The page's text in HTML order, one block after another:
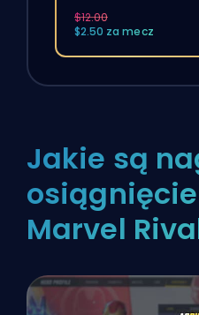
$12.00
$2.50 za mecz
Jakie są
Marvel